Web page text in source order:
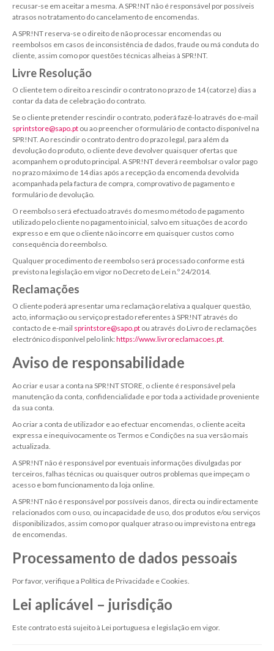
recusar-se em aceitar a mesma. A SPR!NT não é responsável por possíveis
atrasos no tratamento do cancelamento de encomendas.
A SPR!NT reserva-se o direito de não processar encomendas ou
reembolsos em casos de inconsistência de dados, fraude ou má conduta do
cliente, assim como por questões técnicas alheias à SPR!NT.
Livre Resolução
O cliente tem o direito a rescindir o contrato no prazo de 14 (catorze) dias a
contar da data de celebração do contrato.
Se o cliente pretender rescindir o contrato, poderá fazê-lo através do e-mail
sprintstore@sapo.pt ou ao preencher o formulário de contacto disponível na
SPR!NT. Ao rescindir o contrato dentro do prazo legal, para além da
devolução do produto, o cliente deve devolver quaisquer ofertas que
acompanhem o produto principal. A SPR!NT deverá reembolsar o valor pago
no prazo máximo de 14 dias após a recepção da encomenda devolvida
acompanhada pela factura de compra, comprovativo de pagamento e
formulário de devolução.
O reembolso será efectuado através do mesmo método de pagamento
utilizado pelo cliente no pagamento inicial, salvo em situações de acordo
expresso e em que o cliente não incorre em quaisquer custos como
consequência do reembolso.
Qualquer procedimento de reembolso será processado conforme está
previsto na legislação em vigor no Decreto de Lei n.º 24/2014.
Reclamações
O cliente poderá apresentar uma reclamação relativa a qualquer questão,
acto, informação ou serviço prestado referentes à SPR!NT através do
contacto de e-mail sprintstore@sapo.pt ou através do Livro de reclamações
electrónico disponível pelo link: https://www.livroreclamacoes.pt.
Aviso de responsabilidade
Ao criar e usar a conta na SPR!NT STORE, o cliente é responsável pela
manutenção da conta, confidencialidade e por toda a actividade proveniente
da sua conta.
Ao criar a conta de utilizador e ao efectuar encomendas, o cliente aceita
expressa e inequivocamente os Termos e Condições na sua versão mais
actualizada.
A SPR!NT não é responsável por eventuais informações divulgadas por
terceiros, falhas técnicas ou quaisquer outros problemas que impeçam o
acesso e bom funcionamento da loja online.
A SPR!NT não é responsável por possíveis danos, directa ou indirectamente
relacionados com o uso, ou incapacidade de uso, dos produtos e/ou serviços
disponibilizados, assim como por qualquer atraso ou imprevisto na entrega
de encomendas.
Processamento de dados pessoais
Por favor, verifique a Política de Privacidade e Cookies.
Lei aplicável – jurisdição
Este contrato está sujeito à Lei portuguesa e legislação em vigor.